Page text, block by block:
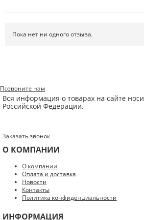
Введите код с картинки:
Я даю согласие на обработку моих
Пока нет ни одного отзыва.
Позвоните нам
Вся информация о товарах на сайте
Российской Федерации.
Заказать звонок
О КОМПАНИИ
О компании
Оплата и доставка
Новости
Контакты
Политика конфиденциальности
ИНФОРМАЦИЯ